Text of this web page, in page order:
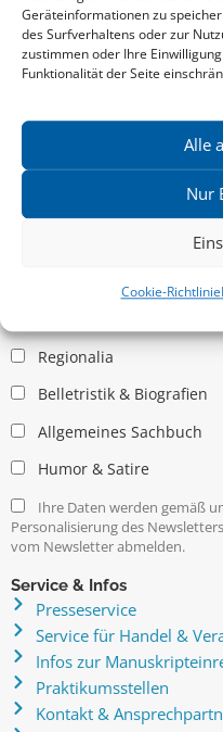
Geräteinformationen zu
des Surfverhaltens oder zur
zustimmen oder Ihre
Funktionalität der Seite
Alle
Nur
Cookie-Richtlinie
Hier finden Sie die
reinlesen oder
Download: Vorschau zu
Mehr aktuelle
News zu aktuellen
Verlag – jederzeit wieder
Kritische Theorie /
Regionalia
Belletristik & Biografien
Allgemeines Sachbuch
Humor & Satire
Ihre Daten werden gemäß
Personalisierung des
vom Newsletter abmelden.
Service & Infos
Presseservice
Service für Handel &
Infos zur
Praktikumsstellen
Kontakt &